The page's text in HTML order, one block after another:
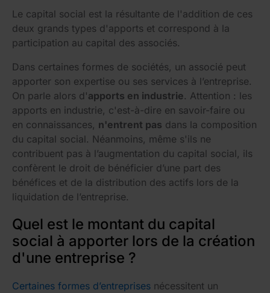
Le capital social est la résultante de l'addition de ces
deux grands types d'apports et correspond à la
participation au capital des associés.
Dans certaines formes de sociétés, un associé peut
apporter son expertise ou ses services à l’entreprise.
On parle alors d'apports en industrie. Attention : les
apports en industrie, c'est-à-dire en savoir-faire ou
en connaissances, n'entrent pas dans la composition
du capital social. Néanmoins, même s'ils ne
contribuent pas à l’augmentation du capital social, ils
confèrent le droit de bénéficier d’une part des
bénéfices et de la distribution des actifs lors de la
liquidation de l’entreprise.
Quel est le montant du capital
social à apporter lors de la création
d'une entreprise ?
Certaines formes d’entreprises nécessitent un